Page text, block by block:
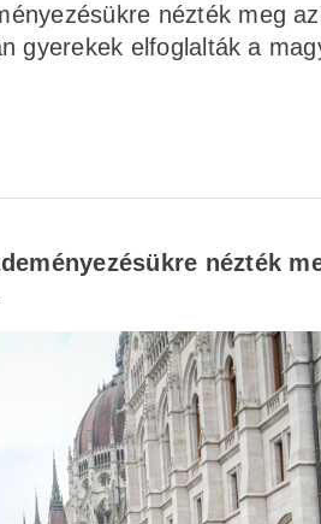
nézték meg
gyerekek elfoglalták a
nézték